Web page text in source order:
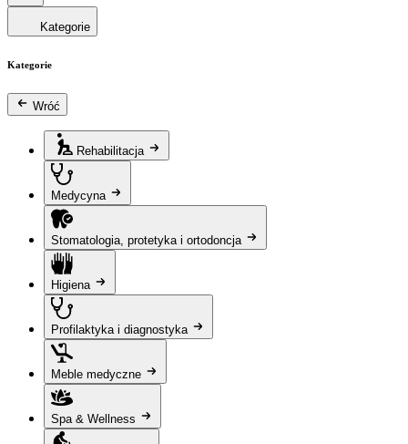
Kategorie
Kategorie
Wróć
Rehabilitacja
Medycyna
Stomatologia, protetyka i ortodoncja
Higiena
Profilaktyka i diagnostyka
Meble medyczne
Spa & Wellness